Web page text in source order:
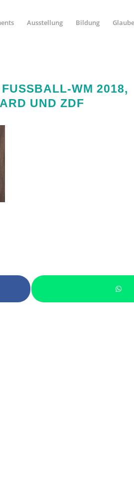
Ausstellung Bildung
WM 2018, P
UND ZDF